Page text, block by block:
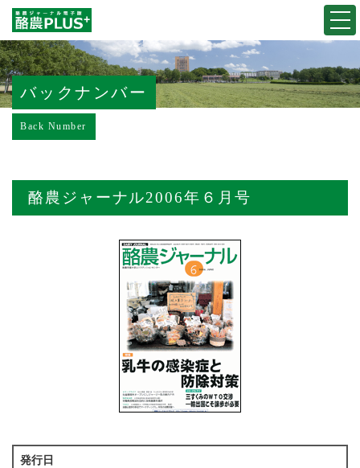
バックナンバー
Back Number
酪農ジャーナル2006年６月号
発行日